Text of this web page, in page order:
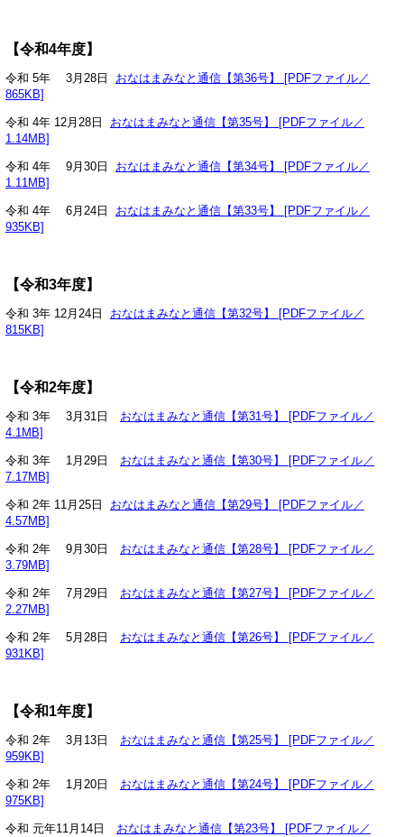
【令和4年度】
令和 5年 3月28日 おなはまみなと通信【第36号】 [PDFファイル／
865KB]
令和 4年 12月28日 おなはまみなと通信【第35号】 [PDFファイル／
1.14MB]
令和 4年 9月30日 おなはまみなと通信【第34号】 [PDFファイル／
1.11MB]
令和 4年 6月24日 おなはまみなと通信【第33号】 [PDFファイル／
935KB]
【令和3年度】
令和 3年 12月24日 おなはまみなと通信【第32号】 [PDFファイル／
815KB]
【令和2年度】
令和 3年 3月31日 おなはまみなと通信【第31号】 [PDFファイル／
4.1MB]
令和 3年 1月29日 おなはまみなと通信【第30号】 [PDFファイル／
7.17MB]
令和 2年 11月25日 おなはまみなと通信【第29号】 [PDFファイル／
4.57MB]
令和 2年 9月30日 おなはまみなと通信【第28号】 [PDFファイル／
3.79MB]
令和 2年 7月29日 おなはまみなと通信【第27号】 [PDFファイル／
2.27MB]
令和 2年 5月28日 おなはまみなと通信【第26号】 [PDFファイル／
931KB]
【令和1年度】
令和 2年 3月13日 おなはまみなと通信【第25号】 [PDFファイル／
959KB]
令和 2年 1月20日 おなはまみなと通信【第24号】 [PDFファイル／
975KB]
令和 元年11月14日 おなはまみなと通信【第23号】 [PDFファイル／